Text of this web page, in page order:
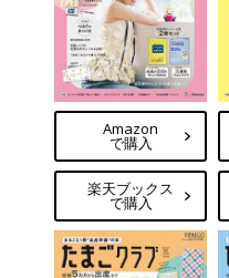
Amazon
で購入
楽天ブックス
で購入